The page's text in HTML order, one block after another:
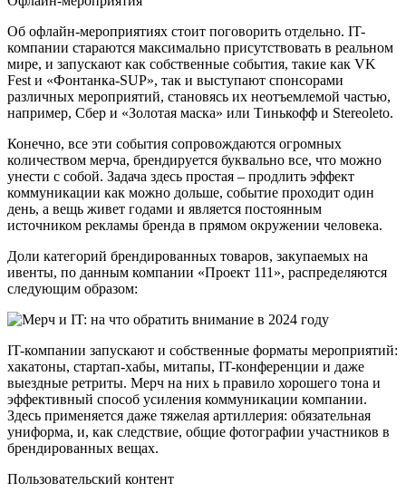
Об офлайн-мероприятиях стоит поговорить отдельно. IT-
компании стараются максимально присутствовать в реальном
мире, и запускают как собственные события, такие как VK
Fest и «Фонтанка-SUP», так и выступают спонсорами
различных мероприятий, становясь их неотъемлемой частью,
например, Сбер и «Золотая маска» или Тинькофф и Stereoleto.
Конечно, все эти события сопровождаются огромных
количеством мерча, брендируется буквально все, что можно
унести с собой. Задача здесь простая – продлить эффект
коммуникации как можно дольше, событие проходит один
день, а вещь живет годами и является постоянным
источником рекламы бренда в прямом окружении человека.
Доли категорий брендированных товаров, закупаемых на
ивенты, по данным компании «Проект 111», распределяются
следующим образом:
IT-компании запускают и собственные форматы мероприятий:
хакатоны, стартап-хабы, митапы, IT-конференции и даже
выездные ретриты. Мерч на них ь правило хорошего тона и
эффективный способ усиления коммуникации компании.
Здесь применяется даже тяжелая артиллерия: обязательная
униформа, и, как следствие, общие фотографии участников в
брендированных вещах.
Пользовательский контент